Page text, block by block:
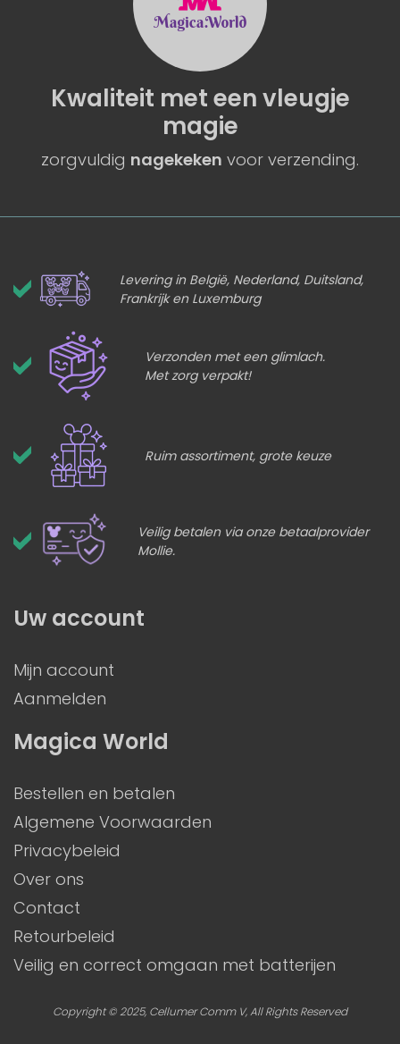
Kwaliteit met eenvleugje
magie
zorgvuldig nagekeken voor verzending.
Levering in België, Nederland, Duitsland,
Frankrijk en Luxemburg
Verzonden met een glimlach.
Met zorg verpakt!
Ruim assortiment, grote keuze
Veilig betalen via onze betaalprovider
Mollie.
Magica World
Bestellen en betalen
Algemene Voorwaarden
Privacybeleid
Over ons
Contact
Retourbeleid
Veilig en correct omgaan met batterijen
Uw account
Mijn account
Aanmelden
Copyright © 2025, Cellumer Comm V, All Rights Reserved